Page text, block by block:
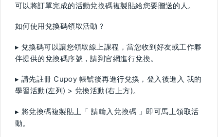
線上互動課程FAQ
可以將訂單完成的活動兌換碼複製貼給您要贈送的人。
如何使用兌換碼領取活動？
▸ 兌換碼可以讓您領取線上課程，當您收到好友或工作夥
伴提供的兌換碼序號，請到官網進行兌換。
▸ 請先註冊 Cupoy 帳號後再進行兌換，登入後進入 我的
學習活動(左列) > 兌換活動(右上方)。
▸ 將兌換碼複製貼上「 請輸入兌換碼 」即可馬上領取活
動。